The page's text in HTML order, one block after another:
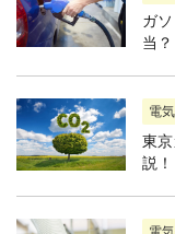
ガ
当？
電
東
説！